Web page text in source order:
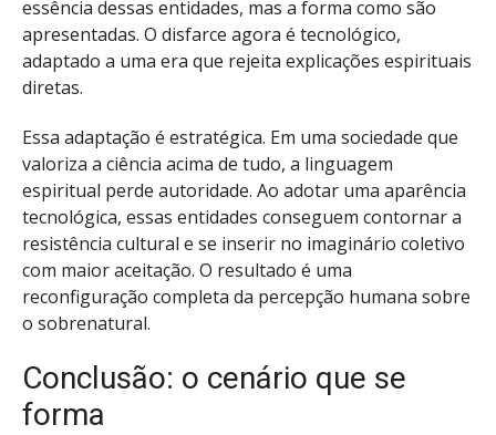
essência dessas entidades, mas a forma como são
apresentadas. O disfarce agora é tecnológico,
adaptado a uma era que rejeita explicações espirituais
diretas.
Essa adaptação é estratégica. Em uma sociedade que
valoriza a ciência acima de tudo, a linguagem
espiritual perde autoridade. Ao adotar uma aparência
tecnológica, essas entidades conseguem contornar a
resistência cultural e se inserir no imaginário coletivo
com maior aceitação. O resultado é uma
reconfiguração completa da percepção humana sobre
o sobrenatural.
Conclusão: o cenário que se
forma